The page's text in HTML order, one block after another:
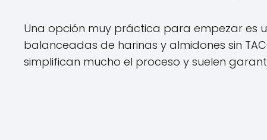
Una opción muy práctica para empezar es
balanceadas de harinas y almidones sin
simplifican mucho el proceso y suelen